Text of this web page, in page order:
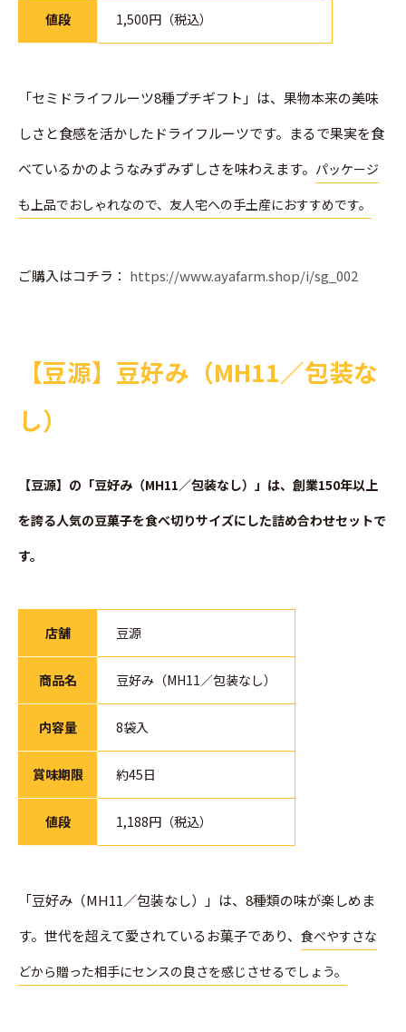
値段 1,500円（税込）
「セミドライフルーツ8種プチギフト」は、果物本来の美味
しさと食感を活かしたドライフルーツです。まるで果実を食
べているかのようなみずみずしさを味わえます。 パッケージ
も上品でおしゃれなので、友人宅への手土産におすすめです。
ご購入はコチラ： https://www.ayafarm.shop/i/sg_002
【豆源】豆好み（MH11／包装な
し）
【豆源】の「豆好み（MH11／包装なし）」は、創業150年以上
を誇る人気の豆菓子を食べ切りサイズにした詰め合わせセットで
す。
店舗 豆源
商品名 豆好み（MH11／包装なし）
内容量 8袋入
賞味期限 約45日
値段 1,188円（税込）
「豆好み（MH11／包装なし）」は、8種類の味が楽しめま
す。世代を超えて愛されているお菓子であり、 食べやすさな
どから贈った相手にセンスの良さを感じさせるでしょう。